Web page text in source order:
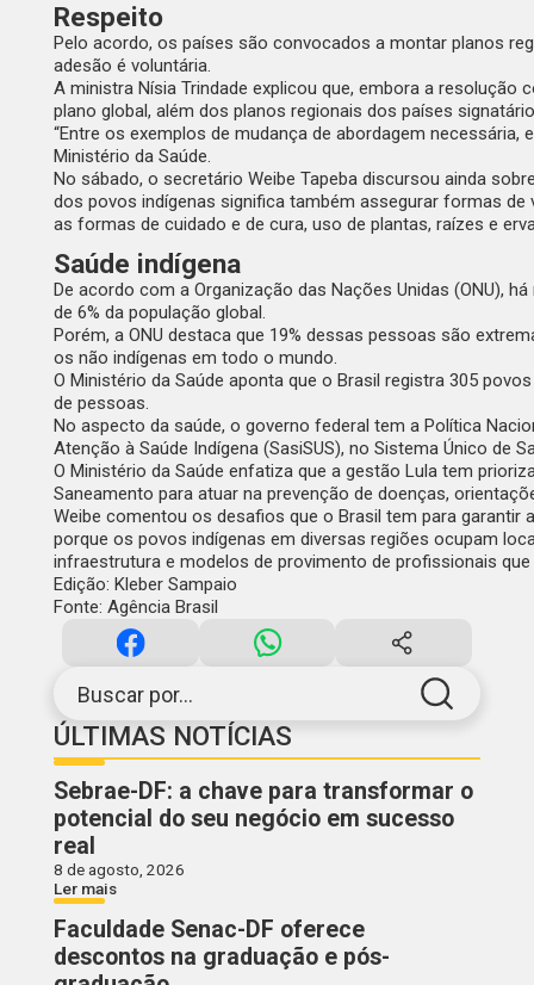
Buscar por...
ÚLTIMAS NOTÍCIAS
Sebrae-DF: a chave para transformar o
potencial do seu negócio em sucesso
real
8 de agosto, 2026
Ler mais
Faculdade Senac-DF oferece
descontos na graduação e pós-
Respeito
Pelo acordo, os países são convocados a montar planos
adesão é voluntária.
A ministra Nísia Trindade explicou que, embora a
plano global, além dos planos regionais dos países
“Entre os exemplos de mudança de abordagem
Ministério da Saúde.
No sábado, o secretário Weibe Tapeba discursou ainda
dos povos indígenas significa também assegurar formas
as formas de cuidado e de cura, uso de plantas, raízes e
Saúde indígena
De acordo com a Organização das Nações Unidas (ONU),
de 6% da população global.
Porém, a ONU destaca que 19% dessas pessoas são
os não indígenas em todo o mundo.
O Ministério da Saúde aponta que o Brasil registra 305
de pessoas.
No aspecto da saúde, o governo federal tem a Política
Atenção à Saúde Indígena (SasiSUS), no Sistema Único de
O Ministério da Saúde enfatiza que a gestão Lula tem
Saneamento para atuar na prevenção de doenças,
Weibe comentou os desafios que o Brasil tem para garantir
porque os povos indígenas em diversas regiões ocupam
infraestrutura e modelos de provimento de profissionais
Edição: Kleber Sampaio
Fonte: Agência Brasil